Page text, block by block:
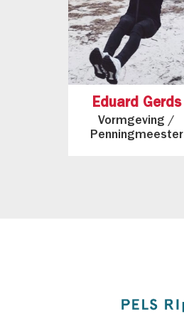
Eduard Gerds
Vormgeving /
Penningmeester